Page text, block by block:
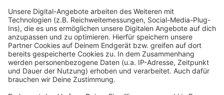
aus anzumelden
. Neben der klassischen Zeremonie
gibt es zudem neue Formate für unterschiedliche
Bedürfnisse. Mit dem Angebot „Ja in Kürze“ wurde
eine verkürzte Zeremonie eingeführt, die immer
dienstags stattfindet. Dieses Format richtet sich vor
allem an Paare, die sich eine Trauung im kleinen,
privaten Kreis ohne großen Aufwand wünschen.